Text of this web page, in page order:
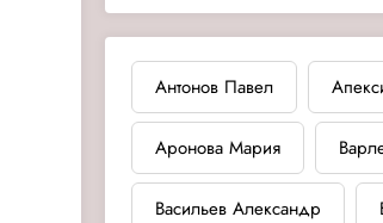
Антонов Павел
Аронова Мария
Васильев Александр